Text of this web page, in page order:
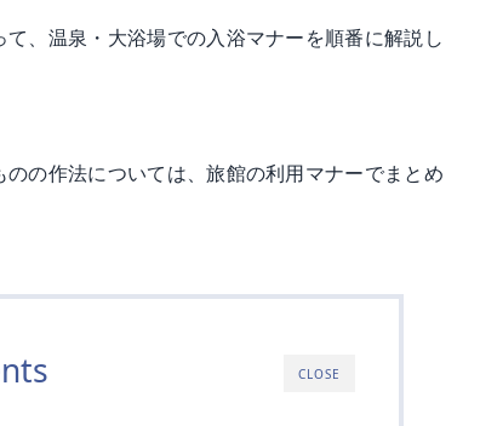
、温泉・大浴場での入浴マナーを順番に解説し
の作法については、旅館の利用マナーでまとめ
CLOSE